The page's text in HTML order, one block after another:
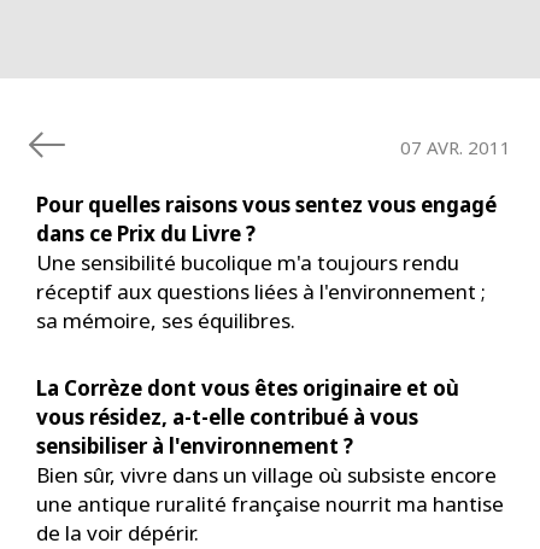
07 AVR. 2011
Pour quelles raisons vous sentez vous engagé
dans ce Prix du Livre ?
Une sensibilité bucolique m'a toujours rendu
réceptif aux questions liées à l'environnement ;
sa mémoire, ses équilibres.
La Corrèze dont vous êtes originaire et où
vous résidez, a-t-elle contribué à vous
sensibiliser à l'environnement ?
Bien sûr, vivre dans un village où subsiste encore
une antique ruralité française nourrit ma hantise
de la voir dépérir.